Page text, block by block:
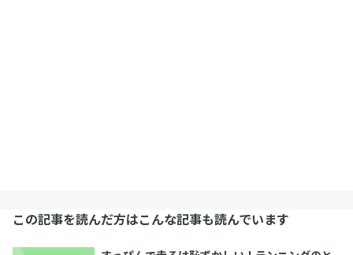
この記事を読んだ方はこんな記事も読んでいます